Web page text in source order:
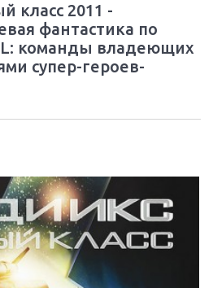
класс 2011 -
фантастика по
команды владеющих
супер-героев-